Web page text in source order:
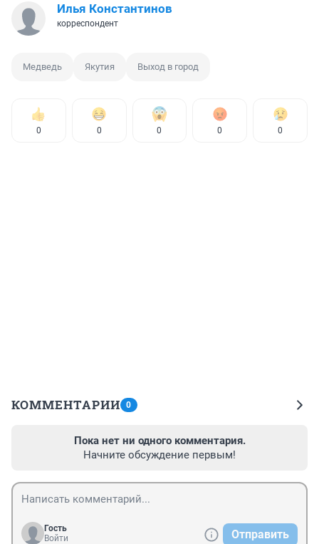
Илья Константинов
корреспондент
Медведь Якутия Выход в город
0 0 0 0 0
КОММЕНТАРИИ 0
Пока нет ни одного комментария.
Начните обсуждение первым!
Гость
Войти
Отправить